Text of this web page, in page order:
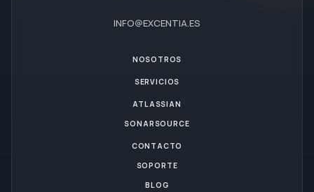
INFO@EXCENTIA.ES
NOSOTROS
SERVICIOS
ATLASSIAN
SONARSOURCE
CONTACTO
SOPORTE
BLOG